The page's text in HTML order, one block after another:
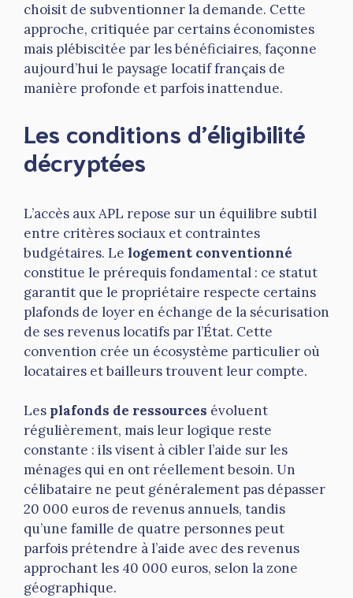
choisit de subventionner la demande. Cette
approche, critiquée par certains économistes
mais plébiscitée par les bénéficiaires, façonne
aujourd’hui le paysage locatif français de
manière profonde et parfois inattendue.
Les conditions d’éligibilité
décryptées
L’accès aux APL repose sur un équilibre subtil
entre critères sociaux et contraintes
budgétaires. Le logement conventionné
constitue le prérequis fondamental : ce statut
garantit que le propriétaire respecte certains
plafonds de loyer en échange de la sécurisation
de ses revenus locatifs par l’État. Cette
convention crée un écosystème particulier où
locataires et bailleurs trouvent leur compte.
Les plafonds de ressources évoluent
régulièrement, mais leur logique reste
constante : ils visent à cibler l’aide sur les
ménages qui en ont réellement besoin. Un
célibataire ne peut généralement pas dépasser
20 000 euros de revenus annuels, tandis
qu’une famille de quatre personnes peut
parfois prétendre à l’aide avec des revenus
approchant les 40 000 euros, selon la zone
géographique.